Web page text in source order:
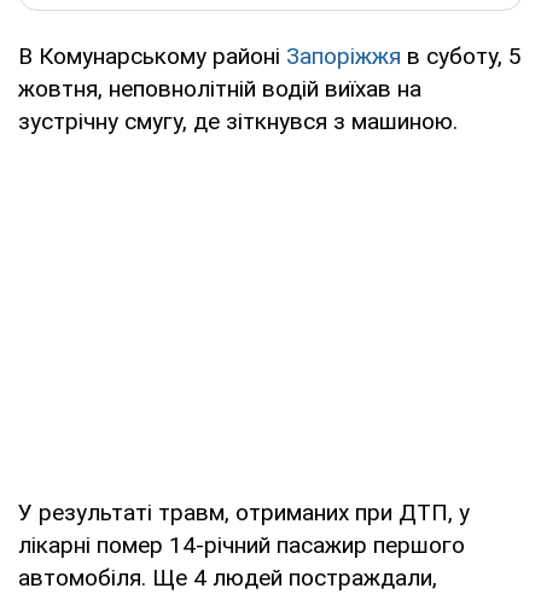
В Комунарському районі Запоріжжя в суботу, 5
жовтня, неповнолітній водій виїхав на
зустрічну смугу, де зіткнувся з машиною.
У результаті травм, отриманих при ДТП, у
лікарні помер 14-річний пасажир першого
автомобіля. Ще 4 людей постраждали,